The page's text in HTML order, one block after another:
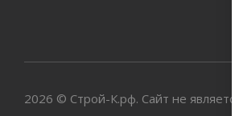
2026 © Строй-К.рф. Сайт не